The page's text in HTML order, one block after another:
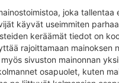
joka
käyvät useimmiten
keräämät tiedot on
rajoittamaan mainoksen
sivuston mainonnan
osapuolet, kuten